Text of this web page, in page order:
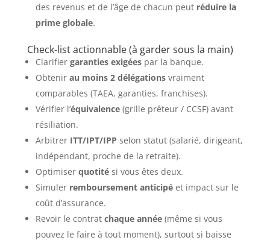
des revenus et de l’âge de chacun peut réduire la
prime globale.
Check-list actionnable (à garder sous la main)
Clarifier garanties exigéespar la banque.
Obtenir au moins 2 délégationsvraiment
comparables (TAEA, garanties, franchises).
Vérifier l’équivalence(grille prêteur / CCSF) avant
résiliation.
Arbitrer ITT/IPT/IPP selon statut (salarié, dirigeant,
indépendant, proche de la retraite).
Optimiser quotitési vous êtes deux.
Simuler remboursement anticipéet impact sur le
coût d’assurance.
Revoir le contrat chaque année(même si vous
pouvez le faire à tout moment), surtout si baisse